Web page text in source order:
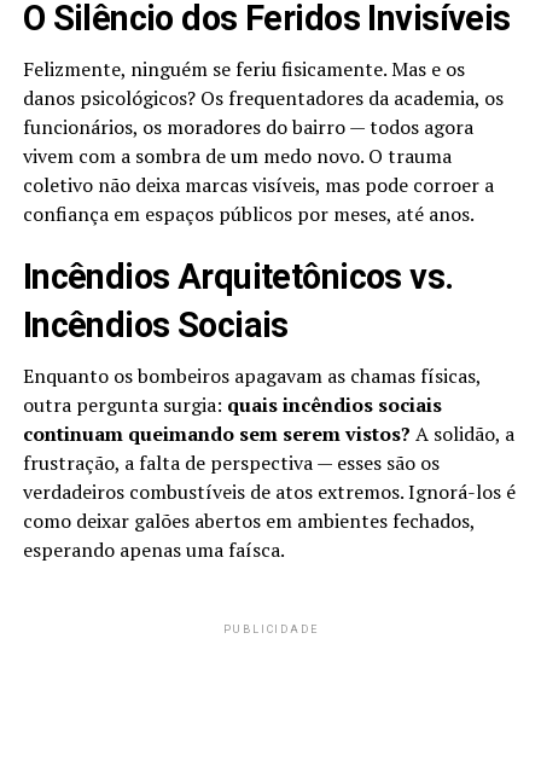
O Silêncio dos Feridos Invisíveis
Felizmente, ninguém se feriu fisicamente. Mas e os
danos psicológicos? Os frequentadores da academia, os
funcionários, os moradores do bairro — todos agora
vivem com a sombra de um medo novo. O trauma
coletivo não deixa marcas visíveis, mas pode corroer a
confiança em espaços públicos por meses, até anos.
Incêndios Arquitetônicos vs.
Incêndios Sociais
Enquanto os bombeiros apagavam as chamas físicas,
outra pergunta surgia: quais incêndios sociais
continuam queimando sem serem vistos? A solidão, a
frustração, a falta de perspectiva — esses são os
verdadeiros combustíveis de atos extremos. Ignorá-los é
como deixar galões abertos em ambientes fechados,
esperando apenas uma faísca.
PUBLICIDADE